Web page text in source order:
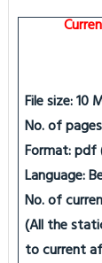
File size: 10
No. of
Format: pdf
Language:
No. of
(All the
to current